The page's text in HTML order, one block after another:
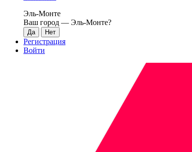
Эль-Монте
Ваш город — Эль-Монте?
Регистрация
Войти